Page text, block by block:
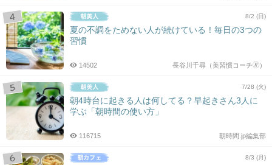
8/2 (日)
夏の不調をためない人が続けている！毎日の3つの
習慣
長谷川千尋（美習慣コーチ🄬）
14502
7/28 (火)
朝4時台に起きる人は何してる？早起きさん3人に
学ぶ「朝時間の使い方」
朝時間.jp編集部
116715
8/3 (月)